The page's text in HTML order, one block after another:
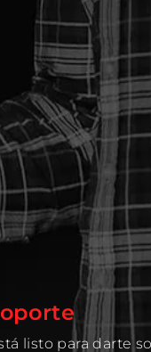
listo para darte